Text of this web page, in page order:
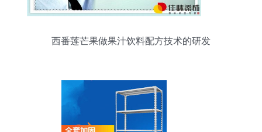
西番莲芒果做果汁饮料配方技术的研发